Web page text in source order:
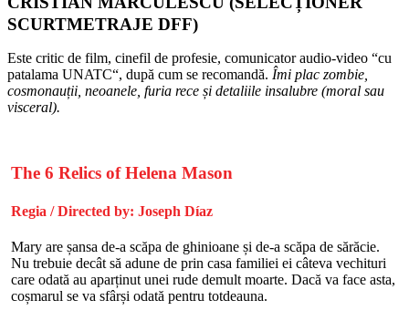
SCURTMETRAJE DFF)
Este critic de film, cinefil de profesie, comunicator audio-video “cu
patalama UNATC“, după cum se recomandă. Îmi plac zombie,
cosmonauții, neoanele, furia rece și detaliile insalubre (moral sau
visceral).
The 6 Relics of Helena Mason
Regia / Directed by: Joseph Díaz
Mary are șansa de-a scăpa de ghinioane și de-a scăpa de sărăcie.
Nu trebuie decât să adune de prin casa familiei ei câteva vechituri
care odată au aparținut unei rude demult moarte. Dacă va face asta,
coșmarul se va sfârși odată pentru totdeauna.